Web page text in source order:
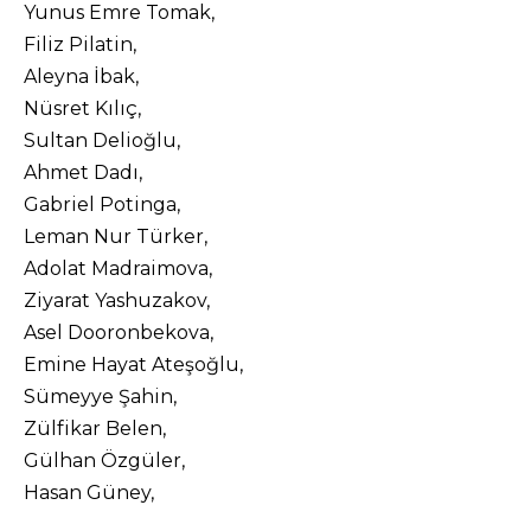
Yunus Emre Tomak,
Filiz Pilatin,
Aleyna İbak,
Nüsret Kılıç,
Sultan Delioğlu,
Ahmet Dadı,
Gabriel Potinga,
Leman Nur Türker,
Adolat Madraimova,
Ziyarat Yashuzakov,
Asel Dooronbekova,
Emine Hayat Ateşoğlu,
Sümeyye Şahin,
Zülfikar Belen,
Gülhan Özgüler,
Hasan Güney,